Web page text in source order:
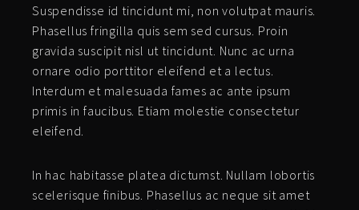
Suspendisse id tincidunt mi, non volutpat mauris.
Phasellus fringilla quis sem sed cursus. Proin
gravida suscipit nisl ut tincidunt. Nunc ac urna
ornare odio porttitor eleifend et a lectus.
Interdum et malesuada fames ac ante ipsum
primis in faucibus. Etiam molestie consectetur
eleifend.
In hac habitasse platea dictumst. Nullam lobortis
scelerisque finibus. Phasellus ac neque sit amet